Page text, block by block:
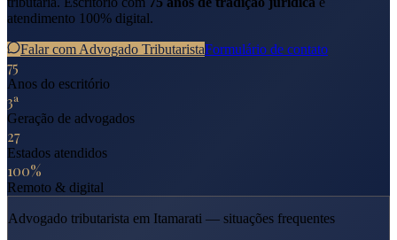
atendimento 100% digital.
Falar com Advogado TributaristaFormulário de contato
75
Anos do escritório
3ª
Geração de advogados
27
Estados atendidos
100%
Remoto & digital
Advogado tributarista em Itamarati — situações frequentes